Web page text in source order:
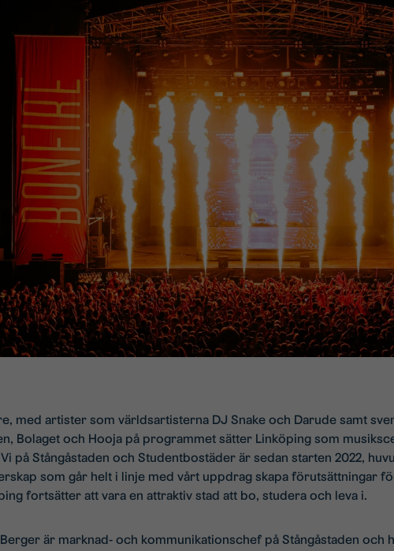
med artister som världsartisterna DJ Snake och Darude samt
Bolaget och Hooja på programmet sätter Linköping som
på Stångåstaden och Studentbostäder är sedan starten 2022,
som går helt i linje med vårt uppdrag skapa förutsättningar
fortsätter att vara en attraktiv stad att bo, studera och leva i.
är marknad- och kommunikationschef på Stångåstaden och